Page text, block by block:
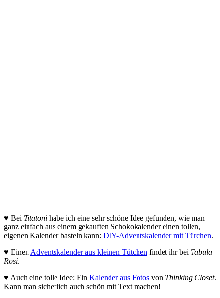
♥ Bei Titatoni habe ich eine sehr schöne Idee gefunden, wie man
ganz einfach aus einem gekauften Schokokalender einen tollen,
eigenen Kalender basteln kann: DIY-Adventskalender mit Türchen.
♥ Einen Adventskalender aus kleinen Tütchen findet ihr bei Tabula
Rosi.
♥ Auch eine tolle Idee: Ein Kalender aus Fotos von Thinking Closet.
Kann man sicherlich auch schön mit Text machen!